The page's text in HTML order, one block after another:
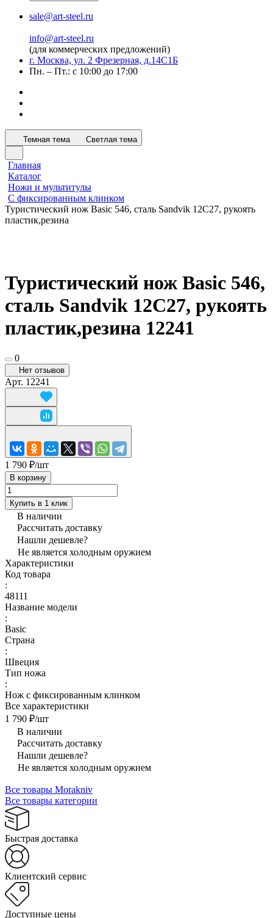
sale@art-steel.ru
info@art-steel.ru
(для коммерческих предложений)
г. Москва, ул. 2 Фрезерная, д.14С1Б
Пн. – Пт.: с 10:00 до 17:00
Темная тема Светлая тема
Главная
Каталог
Ножи и мультитулы
С фиксированным клинком
Туристический нож Basic 546, сталь Sandvik 12C27, рукоять
пластик,резина
Туристический нож Basic 546,
сталь Sandvik 12C27, рукоять
пластик,резина 12241
0
Нет отзывов
Арт. 12241
1 790 ₽/шт
В корзину
Купить в 1 клик
В наличии
Рассчитать доставку
Нашли дешевле?
Не является холодным оружием
Характеристики
Код товара
:
48111
Название модели
:
Basic
Страна
:
Швеция
Тип ножа
:
Нож с фиксированным клинком
Все характеристики
1 790 ₽/шт
В наличии
Рассчитать доставку
Нашли дешевле?
Не является холодным оружием
Все товары Morakniv
Все товары категории
Быстрая доставка
Клиентский сервис
Доступные цены